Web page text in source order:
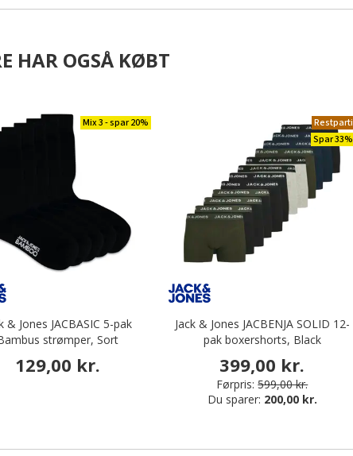
HAR OGSÅ KØBT
Mix 3 - spar 20%
& Jones JACBASIC 5-pak
strømper, Sort
129,00 kr.
Restparti
Spar 33%
Jack & Jones JACBENJA SOLID 12-
pak boxershorts, Black
399,00 kr.
Førpris: 599,00 kr.
Du sparer: 200,00 kr.